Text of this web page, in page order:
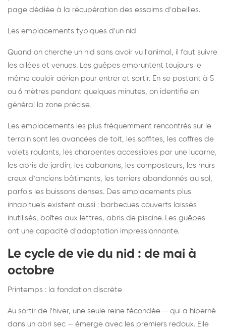
page dédiée à la récupération des essaims d'abeilles.
Les emplacements typiques d'un nid
Quand on cherche un nid sans avoir vu l'animal, il faut suivre
les allées et venues. Les guêpes empruntent toujours le
même couloir aérien pour entrer et sortir. En se postant à 5
ou 6 mètres pendant quelques minutes, on identifie en
général la zone précise.
Les emplacements les plus fréquemment rencontrés sur le
terrain sont les avancées de toit, les soffites, les coffres de
volets roulants, les charpentes accessibles par une lucarne,
les abris de jardin, les cabanons, les composteurs, les murs
creux d'anciens bâtiments, les terriers abandonnés au sol,
parfois les buissons denses. Des emplacements plus
inhabituels existent aussi : barbecues couverts laissés
inutilisés, boîtes aux lettres, abris de piscine. Les guêpes
ont une capacité d'adaptation impressionnante.
Le cycle de vie du nid : de mai à
octobre
Printemps : la fondation discrète
Au sortir de l'hiver, une seule reine fécondée — qui a hiberné
dans un abri sec — émerge avec les premiers redoux. Elle